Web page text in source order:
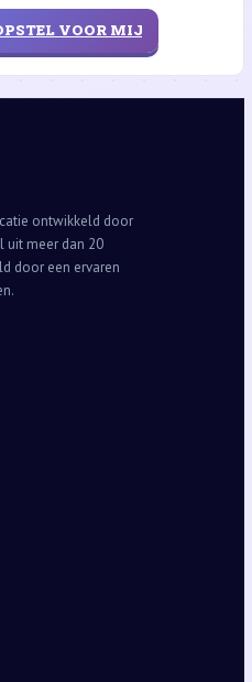
VOOR MIJ
ontwikkeld door
uit meer dan 20
door een ervaren